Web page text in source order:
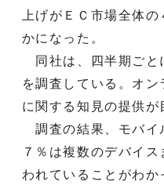
上げがＥＣ市場全体
かになった。
同社は、四半期ごと
を調査している。オ
に関する知見の提供が
調査の結果、モバイ
７％は複数のデバイ
われていることがわ